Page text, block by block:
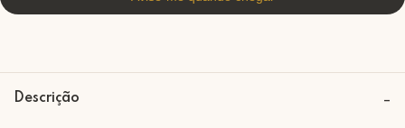
Descrição